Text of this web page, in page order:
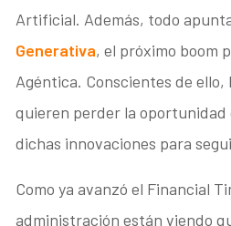
Artificial. Además, todo
Generativa, el próximo boom
Agéntica. Conscientes de ello,
quieren perder la oportunidad
dichas innovaciones para
Como ya avanzó el Financial
administración están viendo